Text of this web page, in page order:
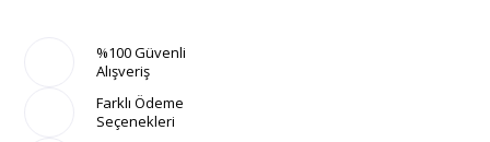
%100 Güvenli
Alışveriş
Farklı Ödeme
Seçenekleri